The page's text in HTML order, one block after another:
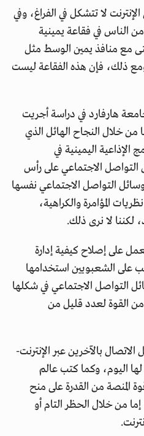
لا تتشكل في الفراغ، وفي
من الناس في فقاعة يمينية
مع منافذ يمين الوسط مثل
ذلك، فإن هذه الفقاعة ليست
هارفارد في دراسة أجريت
من خلال النجاح الهائل الذي
الإذاعية اليمينية في
الاجتماعي على رأس
التواصل الاجتماعي نفسها
المؤامرة والكراهية،
لكننا لا نرى ذلك.
على إصلاح كيفية إدارة
الشعبويين استخدامها
التواصل الاجتماعي في شكلها
من القوة لعدد قليل من
بالآخرين عبر الإنترنت-
اليوم، وكما كتب عالم
المنصة من القدرة على منح
من خلال الحظر التام أو